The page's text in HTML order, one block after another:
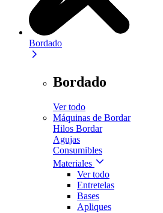
Bordado
Bordado
Ver todo
Máquinas de Bordar
Hilos Bordar
Agujas
Consumibles
Materiales
Ver todo
Entretelas
Bases
Apliques